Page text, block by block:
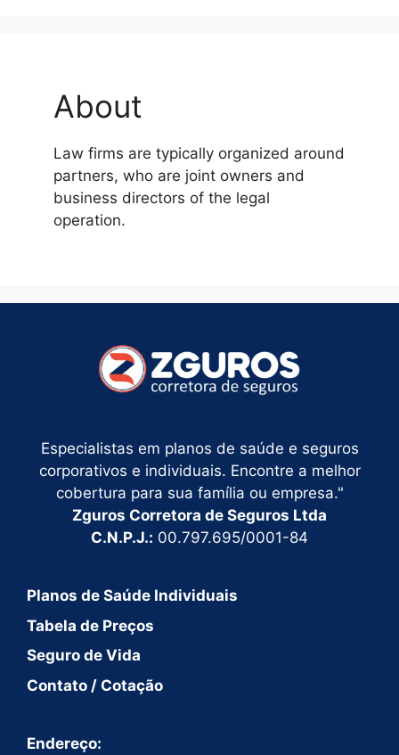
About
Law firms are typically organized around
partners, who are joint owners and
business directors of the legal
operation.
Especialistas em planos de saúde e seguros
corporativos e individuais. Encontre a melhor
cobertura para sua família ou empresa."
Zguros Corretora de Seguros Ltda
C.N.P.J.: 00.797.695/0001-84
Planos de Saúde Individuais
Tabela de Preços
Seguro de Vida
Contato / Cotação
Endereço: